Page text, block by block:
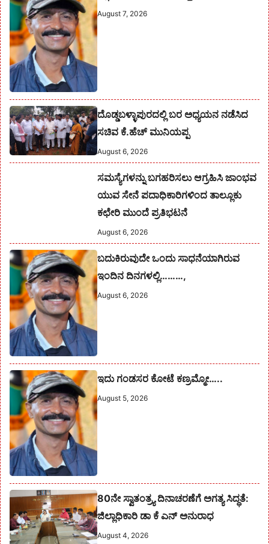
August 7, 2026
ದೊಡ್ಡಬಳ್ಳಾಪುರದಲ್ಲಿ ಬರ ಅಧ್ಯಯನ ನಡೆಸಿದ
ಸಚಿವ ಕೆ.ಹೆಚ್ ಮುನಿಯಪ್ಪ
August 6, 2026
ಸಮಸ್ಯೆಗಳನ್ನು ಬಗಹರಿಸಲು ಆಗ್ರಹಿಸಿ ಜಾಂಭವ
ಯುವ ಸೇನೆ ಪದಾಧಿಕಾರಿಗಳಿಂದ ತಾಲ್ಲೂಕು
ಕಛೇರಿ ಮುಂದೆ ಪ್ರತಿಭಟನೆ
August 6, 2026
ಬದುಕಿರುವುದೇ ಒಂದು ಸಾಧನೆಯಾಗಿರುವ
ಇಂದಿನ ದಿನಗಳಲ್ಲಿ………,
August 6, 2026
ಇದು ಗಂಡಸರ ಕೋಟೆ ಕಣ್ರಮ್ಮೋ…..
August 5, 2026
80ನೇ ಸ್ವಾತಂತ್ರ್ಯ ದಿನಾಚರಣೆಗೆ ಅಗತ್ಯ ಸಿದ್ಧತೆ:
ಜಿಲ್ಲಾಧಿಕಾರಿ ಡಾ ಕೆ ಎನ್ ಅನುರಾಧ
August 4, 2026